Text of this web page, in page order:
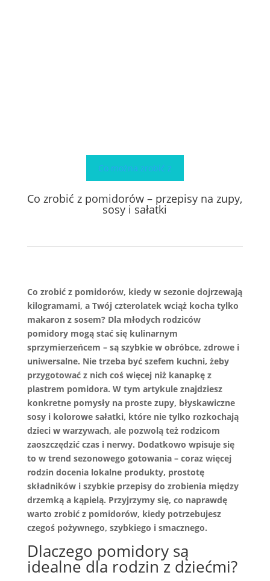
Co można zrobić z
Co zrobić z pomidorów – przepisy na zupy,
sosy i sałatki
Co zrobić z pomidorów, kiedy w sezonie dojrzewają
kilogramami, a Twój czterolatek wciąż kocha tylko
makaron z sosem? Dla młodych rodziców
pomidory mogą stać się kulinarnym
sprzymierzeńcem – są szybkie w obróbce, zdrowe i
uniwersalne. Nie trzeba być szefem kuchni, żeby
przygotować z nich coś więcej niż kanapkę z
plastrem pomidora. W tym artykule znajdziesz
konkretne pomysły na proste zupy, błyskawiczne
sosy i kolorowe sałatki, które nie tylko rozkochają
dzieci w warzywach, ale pozwolą też rodzicom
zaoszczędzić czas i nerwy. Dodatkowo wpisuje się
to w trend sezonowego gotowania – coraz więcej
rodzin docenia lokalne produkty, prostotę
składników i szybkie przepisy do zrobienia między
drzemką a kąpielą. Przyjrzymy się, co naprawdę
warto zrobić z pomidorów, kiedy potrzebujesz
czegoś pożywnego, szybkiego i smacznego.
Dlaczego pomidory są
idealne dla rodzin z dziećmi?